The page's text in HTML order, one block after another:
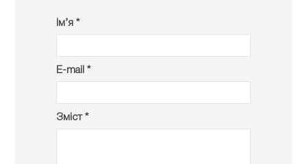
Ім’я *
E-mail *
Зміст *